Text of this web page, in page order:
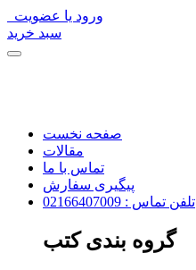
ورود یا عضویت
سبد خرید
صفحه نخست
مقالات
تماس با ما
پیگیری سفارش
تلفن تماس : 02166407009
گروه بندی کتب